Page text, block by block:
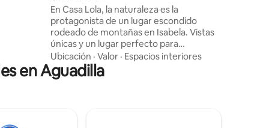
En Casa Lola, la naturaleza es la
protagonista de un lugar escondido
rodeado de montañas en Isabela. Vistas
únicas y un lugar perfecto para
desconectar y reconectar con tu
pareja... Ven a disfrutar de nuestra
hermosa cabaña en la cima de la
Ubicación · Valor · Espacios interiores
en Aguadilla